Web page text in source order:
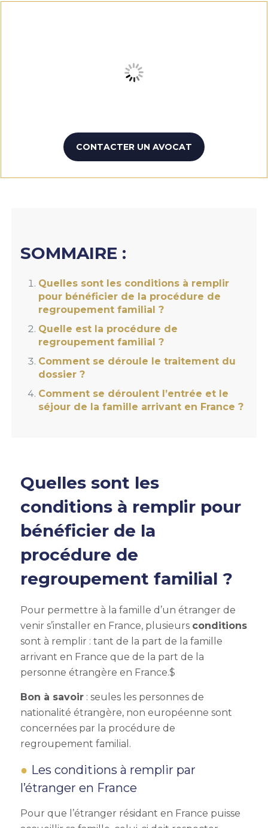
CONTACTER UN AVOCAT
SOMMAIRE :
Quelles sont les conditions à remplir
pour bénéficier de la procédure de
regroupement familial ?
Quelle est la procédure de
regroupement familial ?
Comment se déroule le traitement du
dossier ?
Comment se déroulent l’entrée et le
séjour de la famille arrivant en France ?
Quelles sont les
conditions à remplir pour
bénéficier de la
procédure de
regroupement familial ?
Pour permettre à la famille d’un étranger de
venir s’installer en France, plusieurs conditions
sont à remplir : tant de la part de la famille
arrivant en France que de la part de la
personne étrangère en France.$
Bon à savoir: seules les personnes de
nationalité étrangère, non européenne sont
concernées par la procédure de
regroupement familial .
Les conditions à remplir par
l’étranger en France
Pour que l’étranger résidant en France puisse